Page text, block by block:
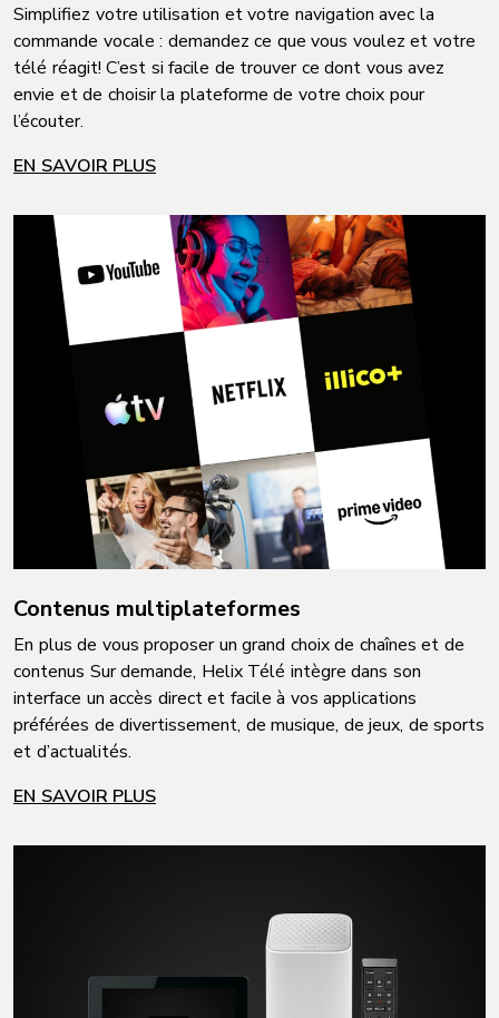
Simplifiez votre utilisation et votre navigation avec la
commande vocale : demandez ce que vous voulez et votre
télé réagit! C’est si facile de trouver ce dont vous avez
envie et de choisir la plateforme de votre choix pour
l’écouter.
EN SAVOIR PLUS
Contenus multiplateformes
En plus de vous proposer un grand choix de chaînes et de
contenus Sur demande, Helix Télé intègre dans son
interface un accès direct et facile à vos applications
préférées de divertissement, de musique, de jeux, de sports
et d’actualités.
EN SAVOIR PLUS